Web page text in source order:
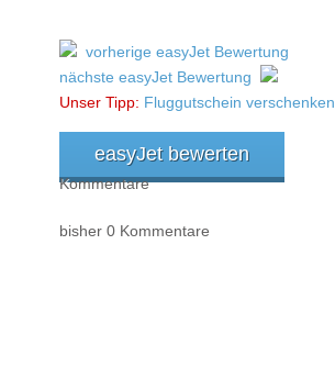
vorherige easyJet Bewertung
nächste easyJet Bewertung
Unser Tipp: Fluggutschein verschenken
easyJet bewerten
Kommentare
bisher 0 Kommentare